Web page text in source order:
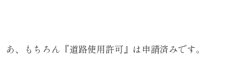
あ、もちろん『道路使用許可』は申請済みです。